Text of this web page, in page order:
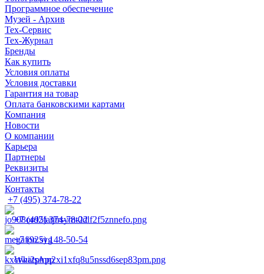
Программное обеспечение
Музей - Архив
Tex-Сервис
Тех-Журнал
Бренды
Как купить
Условия оплаты
Условия доставки
Гарантия на товар
Оплата банковскими картами
Компания
Новости
О компании
Карьера
Партнеры
Реквизиты
Контакты
Контакты
+7 (495) 374-78-22
+7 (495) 374-78-22
+7 (925) 148-50-54
WhatsApp